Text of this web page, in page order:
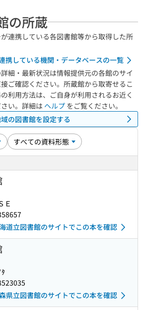
の所蔵
連携している各図書館等から取得した所
携している機関・データベースの一覧
細・最新状況は情報提供元の各館のサイ
ご確認ください。所蔵館から取寄せるこ
利用方法は、ご自身が利用されるお近く
い。詳細は ヘルプ をご覧ください。
の図書館を設定する
Ｅ
道立図書館のサイトでこの本を確認
県立図書館のサイトでこの本を確認